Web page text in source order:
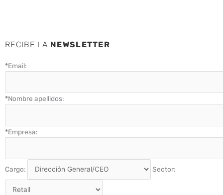
RECIBE LA NEWSLETTER
*Email:
*Nombre apellidos:
*Empresa:
Cargo: Sector: